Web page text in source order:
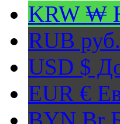
KRW ₩
RUB руб.
USD $
EUR €